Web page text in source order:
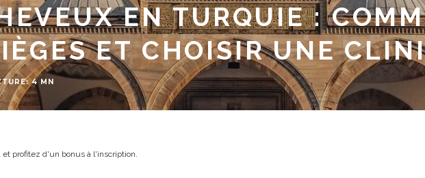
PROCÈDE
FOOTBALL ?
DE LECTURE: 3 MN
et profitez d'un bonus à l'inscription.